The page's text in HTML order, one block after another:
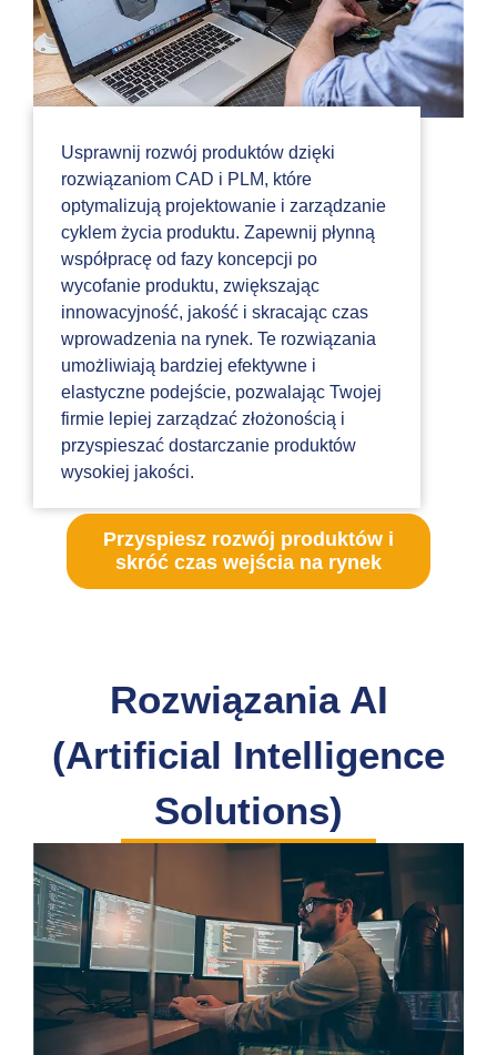
Usprawnij rozwój produktów dzięki
rozwiązaniom CAD i PLM, które
optymalizują projektowanie i zarządzanie
cyklem życia produktu. Zapewnij płynną
współpracę od fazy koncepcji po
wycofanie produktu, zwiększając
innowacyjność, jakość i skracając czas
wprowadzenia na rynek. Te rozwiązania
umożliwiają bardziej efektywne i
elastyczne podejście, pozwalając Twojej
firmie lepiej zarządzać złożonością i
przyspieszać dostarczanie produktów
wysokiej jakości.
Przyspiesz rozwój produktów i
skróć czas wejścia na rynek
Rozwiązania AI
(Artificial Intelligence
Solutions)